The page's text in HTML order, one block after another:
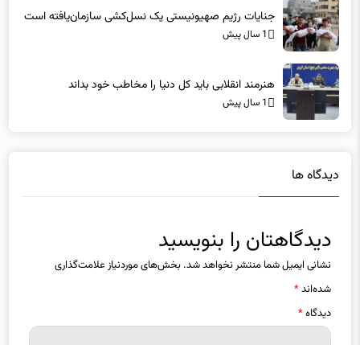
1 سال پیش
1 سال پیش
نشانی ایمیل شما منتشر نخواهد شد.بخش‌های موردنیاز علامت‌گذاری
شده‌اند*
دیدگاه*